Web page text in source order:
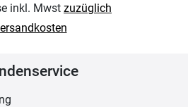
inkl. Mwst zuzüglich